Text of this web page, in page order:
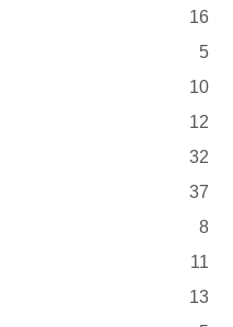
16
5
10
12
32
37
8
11
13